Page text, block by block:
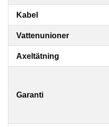
Kabel
Vattenunioner
Axeltätning
Garanti